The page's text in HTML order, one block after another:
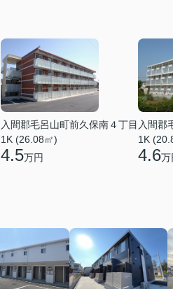
入間郡毛呂山町前久保南４丁目
1K (26.08㎡)
4.5万円
入間郡
1K
4.6万